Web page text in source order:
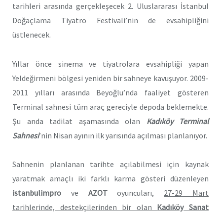
tarihleri arasında gerçekleşecek 2. Uluslararası İstanbul
Doğaçlama Tiyatro Festivali’nin de evsahipliğini
üstlenecek.
Yıllar önce sinema ve tiyatrolara evsahipliği yapan
Yeldeğirmeni bölgesi yeniden bir sahneye kavuşuyor. 2009-
2011 yılları arasında Beyoğlu’nda faaliyet gösteren
Terminal sahnesi tüm araç gereciyle depoda beklemekte.
Şu anda tadilat aşamasında olan Kadıköy Terminal
Sahnesi’nin Nisan ayının ilk yarısında açılması planlanıyor.
Sahnenin planlanan tarihte açılabilmesi için kaynak
yaratmak amaçlı iki farklı karma gösteri düzenleyen
istanbulimpro ve AZOToyuncuları, 27-29 Mart
tarihlerinde, destekçilerinden bir olan Kadıköy Sanat